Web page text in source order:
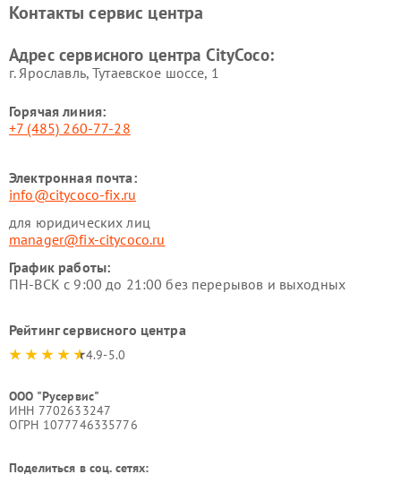
Контакты сервис центра
Адрес сервисного центра CityCoco:
г. Ярославль, Тутаевское шоссе, 1
Горячая линия:
+7 (485) 260-77-28
Электронная почта:
info@citycoco-fix.ru
для юридических лиц
manager@fix-citycoco.ru
График работы:
ПН-ВСК с 9:00 до 21:00 без перерывов и выходных
Рейтинг сервисного центра
4.9-5.0
ООО "Русервис"
ИНН 7702633247
ОГРН 1077746335776
Поделиться в соц. сетях: